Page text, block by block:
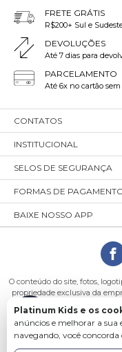
FRETE GRÁTIS
R$200+ Sul e
DEVOLUÇÕES
Até 7 dias para
PARCELAMENTO
Até 6x no cartão
CONTATOS
INSTITUCIONAL
SELOS DE SEGURANÇA
FORMAS DE
BAIXE NOSSO APP
O conteúdo do site, fotos,
propriedade exclusiva da
direitos reservados.
CNPJ: 27.180.131/0001-54
Platinum Kids e os
anúncios e melhorar a
navegando, você concorda